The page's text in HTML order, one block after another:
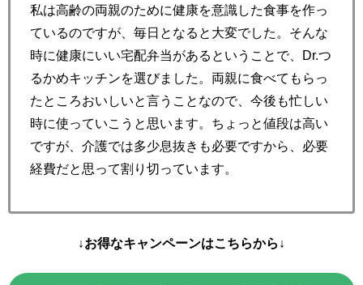
私は高齢の両親のために健康を意識した食事を作っ
ているのですが、毎日となると大変でした。そんな
時に健康にいい宅配弁当があるということで、Dr.つ
るかめキッチンを選びました。両親に食べてもらっ
たところおいしいと言うことなので、今後も忙しい
時に使っていこうと思います。ちょっと値段は高い
ですが、介護では多少息抜きも必要ですから、必要
経費だと思って割り切っています。
↓お得なキャンペーンはこちらから↓